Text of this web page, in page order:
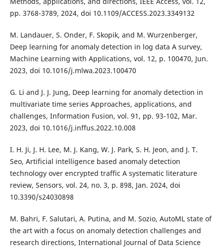
pp. 3768-3789, 2024, doi 10.1109/ACCESS.2023.3349132
M. Landauer, S. Onder, F. Skopik, and M. Wurzenberger,
Deep learning for anomaly detection in log data A survey,
Machine Learning with Applications, vol. 12, p. 100470, Jun.
2023, doi 10.1016/j.mlwa.2023.100470
G. Li and J. J. Jung, Deep learning for anomaly detection in
multivariate time series Approaches, applications, and
challenges, Information Fusion, vol. 91, pp. 93-102, Mar.
2023, doi 10.1016/j.inffus.2022.10.008
I. H. Ji, J. H. Lee, M. J. Kang, W. J. Park, S. H. Jeon, and J. T.
Seo, Artificial intelligence based anomaly detection
technology over encrypted traffic A systematic literature
review, Sensors, vol. 24, no. 3, p. 898, Jan. 2024, doi
10.3390/s24030898
M. Bahri, F. Salutari, A. Putina, and M. Sozio, AutoML state of
the art with a focus on anomaly detection challenges and
research directions, International Journal of Data Science